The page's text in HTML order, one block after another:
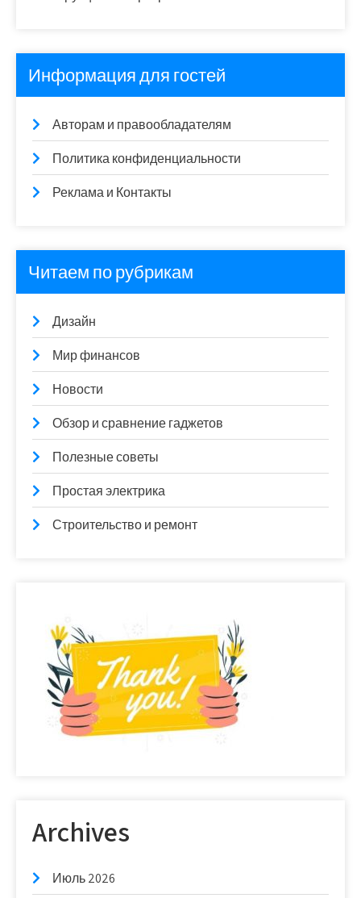
Информация для гостей
Авторам и правообладателям
Политика конфиденциальности
Реклама и Контакты
Читаем по рубрикам
Дизайн
Мир финансов
Новости
Обзор и сравнение гаджетов
Полезные советы
Простая электрика
Строительство и ремонт
Archives
Июль 2026